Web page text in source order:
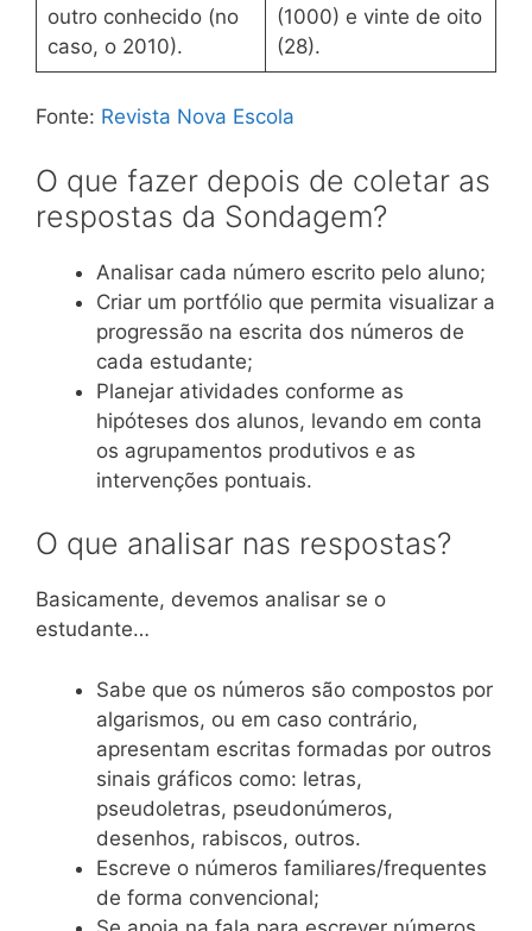
outro conhecido (no
caso, o 2010).
(1000) e vinte de oito
(28).
Fonte: Revista Nova Escola
O que fazer depois de coletar as
respostas da Sondagem?
Analisar cada número escrito pelo aluno;
Criar um portfólio que permita visualizar a
progressão na escrita dos números de
cada estudante;
Planejar atividades conforme as
hipóteses dos alunos, levando em conta
os agrupamentos produtivos e as
intervenções pontuais.
O que analisar nas respostas?
Basicamente, devemos analisar se o
estudante…
Sabe que os números são compostos por
algarismos, ou em caso contrário,
apresentam escritas formadas por outros
sinais gráficos como: letras,
pseudoletras, pseudonúmeros,
desenhos, rabiscos, outros.
Escreve o números familiares/frequentes
de forma convencional;